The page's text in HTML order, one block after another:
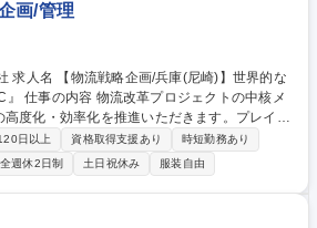
画/管理
な
中核メ
度化・効率化を推進いただきます。プレイン
将来の幹部候補として物流戦略の立案や組織マ
な業務例＞◆物流業務の
輸送・保管・荷役など）◆載率向上、リードタ
の企画・実行 ◆物流KPI（積載率、荷待ち時間
流システム導入・改善（WMS/TMS等）の企
日以上 資格取得支援あり
時短勤務あり
週休2日制 土日祝休み 服装自由